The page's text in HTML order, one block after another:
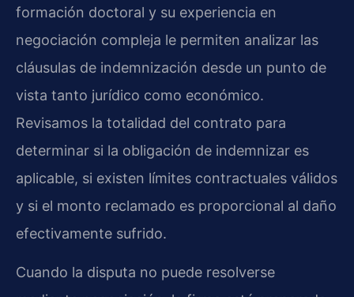
formación doctoral y su experiencia en
negociación compleja le permiten analizar las
cláusulas de indemnización desde un punto de
vista tanto jurídico como económico.
Revisamos la totalidad del contrato para
determinar si la obligación de indemnizar es
aplicable, si existen límites contractuales válidos
y si el monto reclamado es proporcional al daño
efectivamente sufrido.
Cuando la disputa no puede resolverse